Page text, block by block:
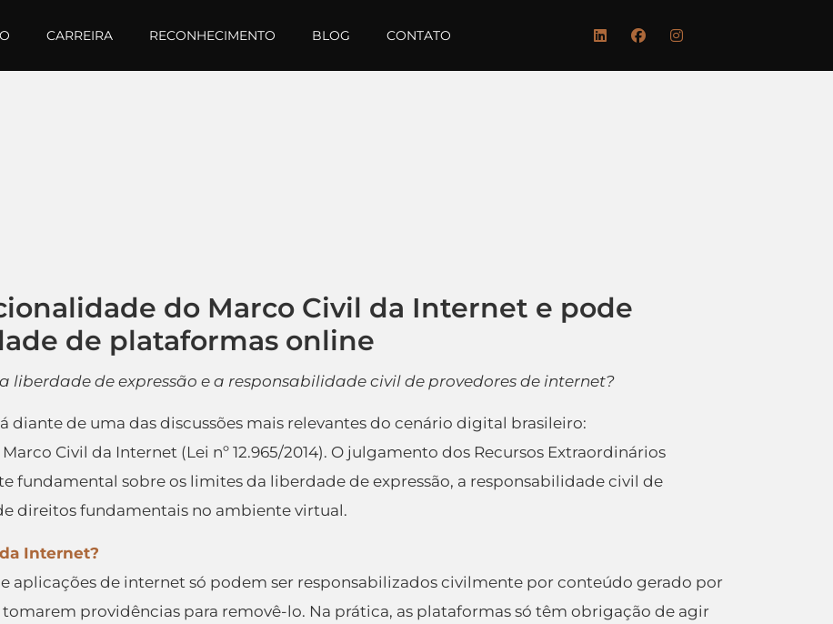
CARREIRA RECONHECIMENTO BLOG CONTATO
do Marco Civil da Internet e pode
de plataformas online
liberdade de expressão e a responsabilidade civil de provedores de internet?
diante de uma das discussões mais relevantes do cenário digital brasileiro:
Civil da Internet (Lei nº 12.965/2014). O julgamento dos Recursos Extraordinários
fundamental sobre os limites da liberdade de expressão, a responsabilidade civil de
direitos fundamentais no ambiente virtual.
Internet?
aplicações de internet só podem ser responsabilizados civilmente por conteúdo gerado por
providências para removê-lo. Na prática, as plataformas só têm obrigação de agir